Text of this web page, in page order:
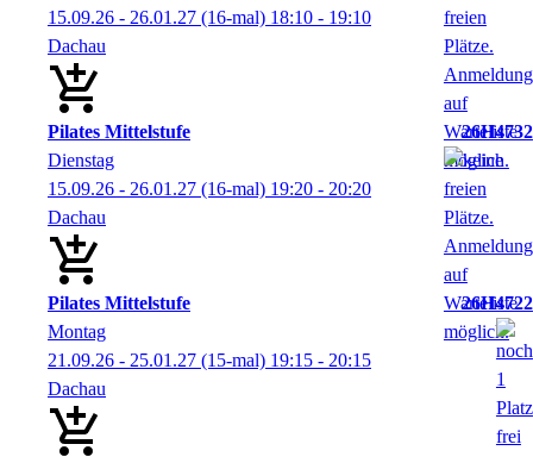
15.09.26 - 26.01.27 (16-mal) 18:10 - 19:10
Dachau
Pilates Mittelstufe
26H4732
Dienstag
15.09.26 - 26.01.27 (16-mal) 19:20 - 20:20
Dachau
Pilates Mittelstufe
26H4722
Montag
21.09.26 - 25.01.27 (15-mal) 19:15 - 20:15
Dachau